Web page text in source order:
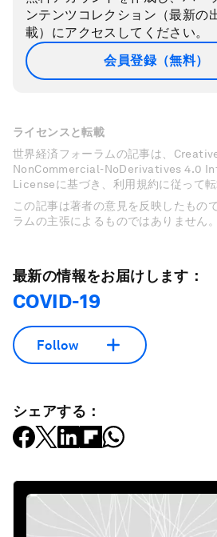
ンテンツコレクション（最新の
載）にアクセスしてください。
会員登録（無料）
ライセンスと転載
世界経済フォーラムの記事は、
NonCommercial-NoDerivatives 4.0
Licenseに基づき、利用規約に従って転
この記事は著者の意見を反映したもの
ラムの主張によるものではありません。
最新の情報をお届けします：
COVID-19
Follow
シェアする：